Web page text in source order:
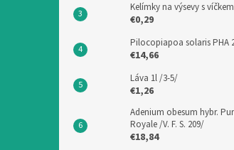
Kelímky na výsevy s víčkem
€0,29
Pilocopiapoa solaris PHA
€14,66
Láva 1l /3-5/
€1,26
Adenium obesum hybr.
Royale /V. F. S. 209/
€18,84